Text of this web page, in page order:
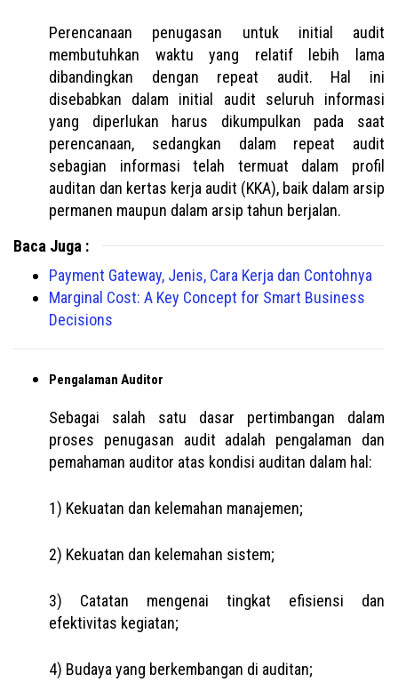
Perencanaan penugasan untuk initial audit
membutuhkan waktu yang relatif lebih lama
dibandingkan dengan repeat audit. Hal ini
disebabkan dalam initial audit seluruh informasi
yang diperlukan harus dikumpulkan pada saat
perencanaan, sedangkan dalam repeat audit
sebagian informasi telah termuat dalam profil
auditan dan kertas kerja audit (KKA), baik dalam arsip
permanen maupun dalam arsip tahun berjalan.
Baca Juga :
Payment Gateway, Jenis, Cara Kerja dan Contohnya
Marginal Cost: A Key Concept for Smart Business
Decisions
Pengalaman Auditor
Sebagai salah satu dasar pertimbangan dalam
proses penugasan audit adalah pengalaman dan
pemahaman auditor atas kondisi auditan dalam hal:
1) Kekuatan dan kelemahan manajemen;
2) Kekuatan dan kelemahan sistem;
3) Catatan mengenai tingkat efisiensi dan
efektivitas kegiatan;
4) Budaya yang berkembangan di auditan;